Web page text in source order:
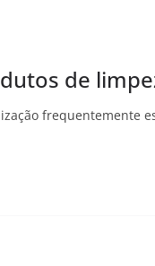
de
frequentemente